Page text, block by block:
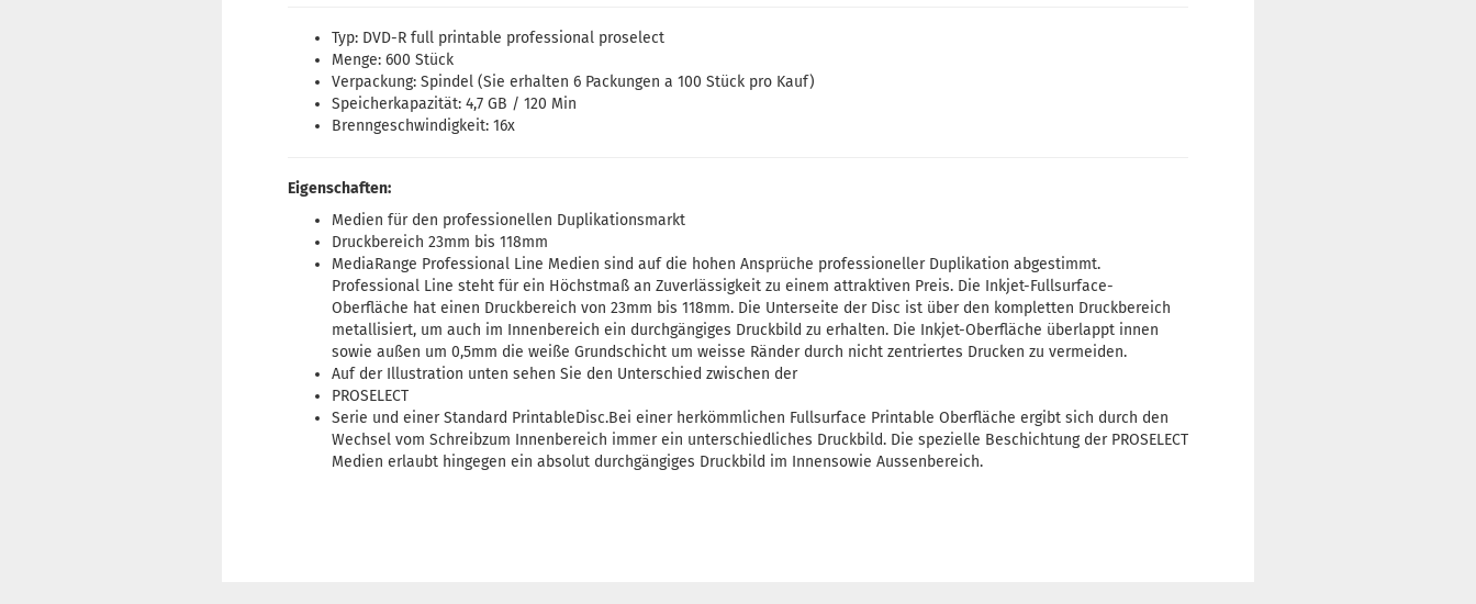
Typ: DVD-R full printable professional proselect
Menge: 600 Stück
Verpackung: Spindel (Sie erhalten 6 Packungen a 100 Stück pro Kauf)
Speicherkapazität: 4,7 GB / 120 Min
Brenngeschwindigkeit: 16x
Eigenschaften:
Medien für den professionellen Duplikationsmarkt
Druckbereich 23mm bis 118mm
MediaRange Professional Line Medien sind auf die hohen Ansprüche professioneller Duplikation abgestimmt.
Professional Line steht für ein Höchstmaß an Zuverlässigkeit zu einem attraktiven Preis. Die Inkjet-Fullsurface-
Oberfläche hat einen Druckbereich von 23mm bis 118mm. Die Unterseite der Disc ist über den kompletten Druckbereich
metallisiert, um auch im Innenbereich ein durchgängiges Druckbild zu erhalten. Die Inkjet-Oberfläche überlappt innen
sowie außen um 0,5mm die weiße Grundschicht um weisse Ränder durch nicht zentriertes Drucken zu vermeiden.
Auf der Illustration unten sehen Sie den Unterschied zwischen der
PROSELECT
Serie und einer Standard PrintableDisc.Bei einer herkömmlichen Fullsurface Printable Oberfläche ergibt sich durch den
Wechsel vom Schreibzum Innenbereich immer ein unterschiedliches Druckbild. Die spezielle Beschichtung der PROSELECT
Medien erlaubt hingegen ein absolut durchgängiges Druckbild im Innensowie Aussenbereich.